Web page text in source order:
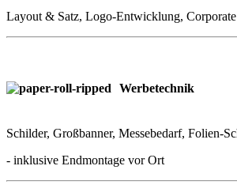
Layout & Satz, Logo-Entwicklung,
Werbetechnik
Schilder, Großbanner, Messebedarf, Folien-
- inklusive Endmontage vor Ort